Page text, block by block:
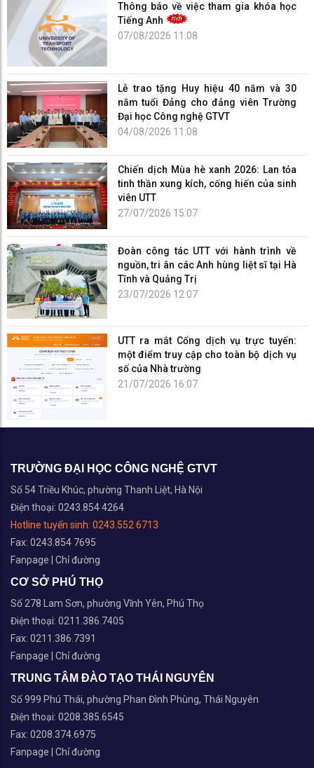
Thông báo về việc tham gia khóa học
Tiếng Anh
07/08/2026 11:08
Lễ trao tặng Huy hiệu 40 năm và 30
năm tuổi Đảng cho đảng viên Trường
Đại học Công nghệ GTVT
04/08/2026 11:08
Chiến dịch Mùa hè xanh 2026: Lan tỏa
tinh thần xung kích, cống hiến của sinh
viên UTT
27/07/2026 15:07
Đoàn công tác UTT với hành trình về
nguồn, tri ân các Anh hùng liệt sĩ tại Hà
Tĩnh và Quảng Trị
23/07/2026 12:07
UTT ra mắt Cổng dịch vụ trực tuyến:
một điểm truy cập cho toàn bộ dịch vụ
số của Nhà trường
21/07/2026 16:07
TRƯỜNG ĐẠI HỌC CÔNG NGHỆ GTVT
Số 54 Triều Khúc, phường Thanh Liệt, Hà Nội
Điện thoại: 0243.854 4264
Hotline tuyển sinh: 0243.552 6713
Fax: 0243.854 7695
Fanpage | Chỉ đường
CƠ SỞ PHÚ THỌ
Số 278 Lam Sơn, phường Vĩnh Yên, Phú Thọ
Điện thoại: 0211.386.7405
Fax: 0211.386.7391
Fanpage | Chỉ đường
TRUNG TÂM ĐÀO TẠO THÁI NGUYÊN
Số 999 Phú Thái, phường Phan Đình Phùng, Thái Nguyên
Điện thoại: 0208.385.6545
Fax: 0208.374.6975
Fanpage | Chỉ đường